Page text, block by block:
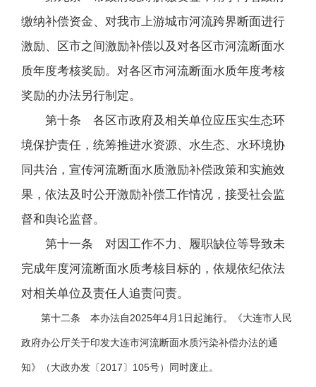
缴纳补偿资金、对我市上游城市河流跨界断面进行
激励、区市之间激励补偿以及对各区市河流断面水
质年度考核奖励。对各区市河流断面水质年度考核
奖励的办法另行制定。
第十条 各区市政府及相关单位应压实生态环
境保护责任，统筹推进水资源、水生态、水环境协
同共治，宣传河流断面水质激励补偿政策和实施效
果，依法及时公开激励补偿工作情况，接受社会监
督和舆论监督。
第十一条 对因工作不力、履职缺位等导致未
完成年度河流断面水质考核目标的，依规依纪依法
对相关单位及责任人追责问责。
第十二条 本办法自2025年4月1日起施行。《大连市人民
政府办公厅关于印发大连市河流断面水质污染补偿办法的通
知》（大政办发〔2017〕105号）同时废止。